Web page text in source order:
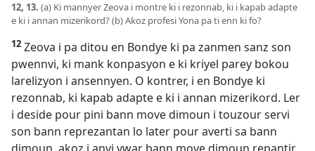
12, 13. (a) Ki mannyer Zeova i montre ki i rezonnab, ki i kapab adapte
e ki i annan mizerikord? (b) Akoz profesi Yona pa ti enn ki fo?
12 Zeova i pa ditou en Bondye ki pa zanmen sanz son
pwennvi, ki mank konpasyon e ki kriyel parey bokou
larelizyon i ansennyen. O kontrer, i en Bondye ki
rezonnab, ki kapab adapte e ki i annan mizerikord. Ler
i deside pour pini bann move dimoun i touzour servi
son bann reprezantan lo later pour averti sa bann